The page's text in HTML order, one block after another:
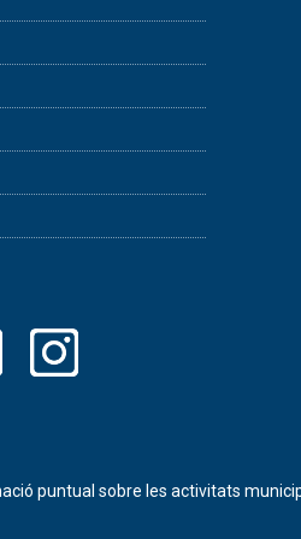
puntual sobre les activitats